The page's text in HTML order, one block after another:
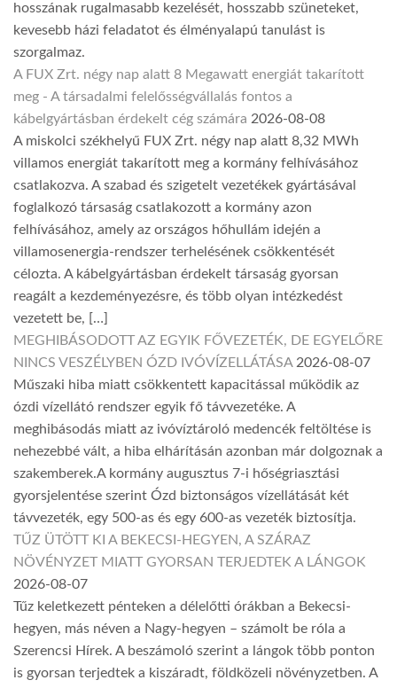
hosszának rugalmasabb kezelését, hosszabb szüneteket,
kevesebb házi feladatot és élményalapú tanulást is
szorgalmaz.
A FUX Zrt. négy nap alatt 8 Megawatt energiát takarított
meg - A társadalmi felelősségvállalás fontos a
kábelgyártásban érdekelt cég számára 2026-08-08
A miskolci székhelyű FUX Zrt. négy nap alatt 8,32 MWh
villamos energiát takarított meg a kormány felhívásához
csatlakozva. A szabad és szigetelt vezetékek gyártásával
foglalkozó társaság csatlakozott a kormány azon
felhívásához, amely az országos hőhullám idején a
villamosenergia-rendszer terhelésének csökkentését
célozta. A kábelgyártásban érdekelt társaság gyorsan
reagált a kezdeményezésre, és több olyan intézkedést
vezetett be, […]
MEGHIBÁSODOTT AZ EGYIK FŐVEZETÉK, DE EGYELŐRE
NINCS VESZÉLYBEN ÓZD IVÓVÍZELLÁTÁSA 2026-08-07
Műszaki hiba miatt csökkentett kapacitással működik az
ózdi vízellátó rendszer egyik fő távvezetéke. A
meghibásodás miatt az ivóvíztároló medencék feltöltése is
nehezebbé vált, a hiba elhárításán azonban már dolgoznak a
szakemberek.A kormány augusztus 7-i hőségriasztási
gyorsjelentése szerint Ózd biztonságos vízellátását két
távvezeték, egy 500-as és egy 600-as vezeték biztosítja.
TŰZ ÜTÖTT KI A BEKECSI-HEGYEN, A SZÁRAZ
NÖVÉNYZET MIATT GYORSAN TERJEDTEK A LÁNGOK
2026-08-07
Tűz keletkezett pénteken a délelőtti órákban a Bekecsi-
hegyen, más néven a Nagy-hegyen – számolt be róla a
Szerencsi Hírek. A beszámoló szerint a lángok több ponton
is gyorsan terjedtek a kiszáradt, földközeli növényzetben. A